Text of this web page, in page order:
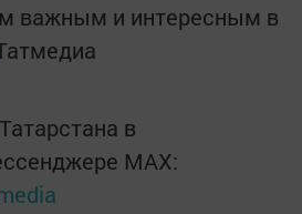
важным и интересным в
в
MАХ: